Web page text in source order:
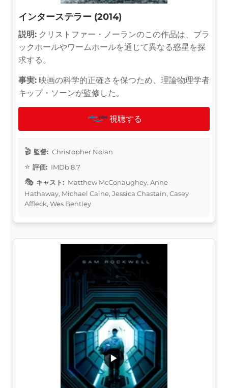
インターステラー (2014)
説明: クリストファー・ノーランのこの作品は、ブラ
ックホールやワームホールを通じて異なる惑星を探
求する。
事実: 映画の科学的正確さを保つため、理論物理学者
キップ・ソーンが監修した。
視聴する
監督: Christopher Nolan
評価: IMDb 8.7
キャスト: Matthew McConaughey, Anne
Hathaway, Michael Caine, Jessica Chastain, Casey
Affleck, Wes Bentley
▶